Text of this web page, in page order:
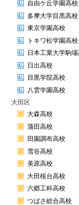
自由ケ丘学園高校
多摩大学目黒高校
東京学園高校
トキワ松学園高校
日本工業大学駒
日出高校
目黒学院高校
八雲学園高校
大田区
大森高校
蒲田高校
田園調布高校
雪谷高校
美原高校
大田桜台高校
六郷工科高校
つばさ総合高校